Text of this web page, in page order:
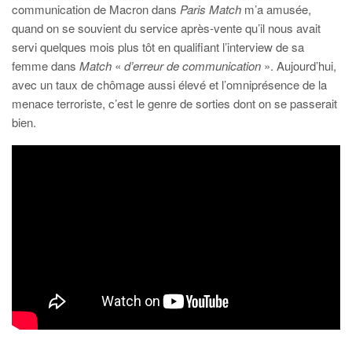
communication de Macron dans Paris Match m’a amusée,
quand on se souvient du service après-vente qu’il nous avait
servi quelques mois plus tôt en qualifiant l’interview de sa
femme dans Match « d’erreur de communication ». Aujourd’hui,
avec un taux de chômage aussi élevé et l’omniprésence de la
menace terroriste, c’est le genre de sorties dont on se passerait
bien.